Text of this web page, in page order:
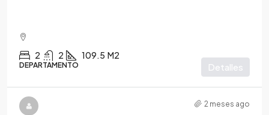
2 2 109.5 M2
DEPARTAMENTO Detalles
2 meses ago